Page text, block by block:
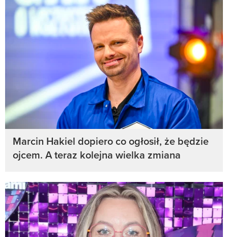
Marcin Hakiel dopiero co ogłosił, że będzie
ojcem. A teraz kolejna wielka zmiana